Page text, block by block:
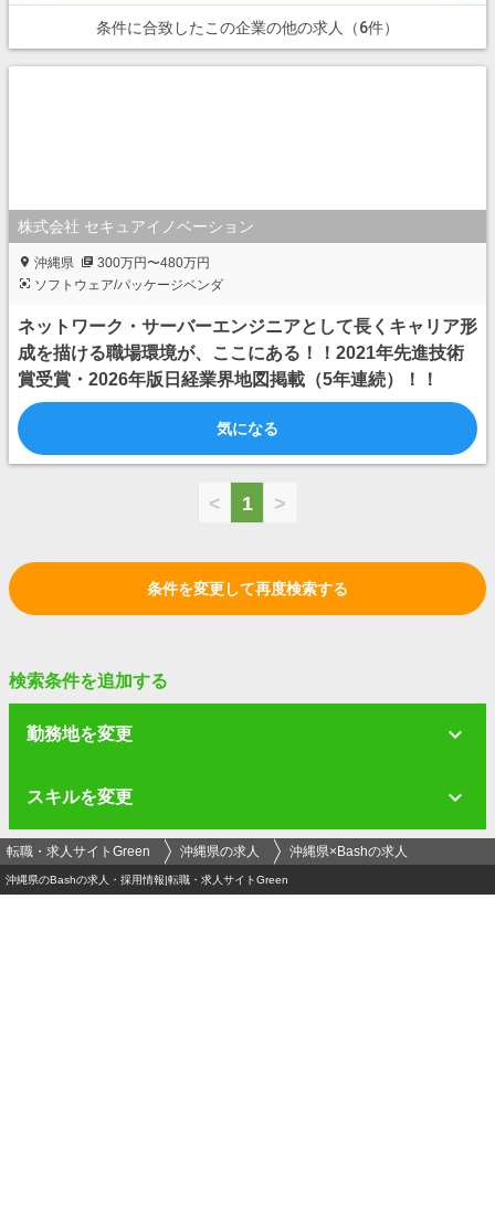
条件に合致したこの企業の他の求人（6件）
株式会社 セキュアイノベーション
沖縄県
300万円〜480万円
ソフトウェア/パッケージベンダ
ネットワーク・サーバーエンジニアとして長くキャリア形
成を描ける職場環境が、ここにある！！2021年先進技術
賞受賞・2026年版日経業界地図掲載（5年連続）！！
気になる
< 1 >
条件を変更して再度検索する
検索条件を追加する
勤務地を変更
スキルを変更
転職・求人サイトGreen 沖縄県の求人 沖縄県×Bashの求人
沖縄県のBashの求人・採用情報|転職・求人サイトGreen